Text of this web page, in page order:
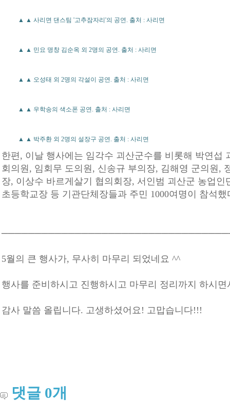
▲ ▲ 사리면 댄스팀 '고추잠자리'의 공연. 출처 : 사리면
▲ ▲ 민요 명창 김순옥 외 2명의 공연. 출처 : 사리면
▲ ▲ 오성태 외 2명의 각설이 공연. 출처 : 사리면
▲ ▲ 우학송의 색소폰 공연. 출처 : 사리면
▲ ▲ 박주환 외 2명의 설장구 공연. 출처 : 사리면
한편, 이날 행사에는 임각수 괴산군수를 비롯해 박연섭
회의원, 임회무 도의원, 신송규 부의장, 김해영 군의원,
장, 이상수 바르게살기 협의회장, 서인범 괴산군 농업인
초등학교장 등 기관단체장들과 주민 1000여명이 참석
─────────────────────────────────
5월의 큰 행사가, 무사히 마무리 되었네요 ^^
행사를 준비하시고 진행하시고 마무리 정리까지 하시
감사 말씀 올립니다. 고생하셨어요! 고맙습니다!!!
댓글 0개